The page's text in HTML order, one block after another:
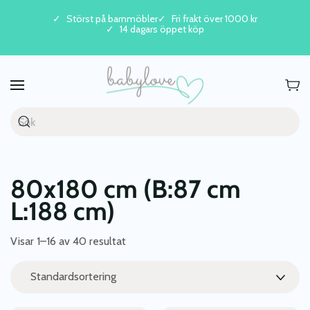
Skip to main content
Störst på barnmöbler
Fri frakt över 1000 kr
14 dagars öppet köp
80x180 cm (B:87 cm
L:188 cm)
Visar 1–16 av 40 resultat